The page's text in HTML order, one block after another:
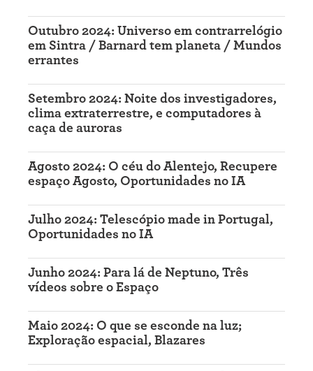
Outubro 2024: Universo em contrarrelógio
em Sintra / Barnard tem planeta / Mundos
errantes
Setembro 2024: Noite dos investigadores,
clima extraterrestre, e computadores à
caça de auroras
Agosto 2024: O céu do Alentejo, Recupere
espaço Agosto, Oportunidades no IA
Julho 2024: Telescópio made in Portugal,
Oportunidades no IA
Junho 2024: Para lá de Neptuno, Três
vídeos sobre o Espaço
Maio 2024: O que se esconde na luz;
Exploração espacial, Blazares